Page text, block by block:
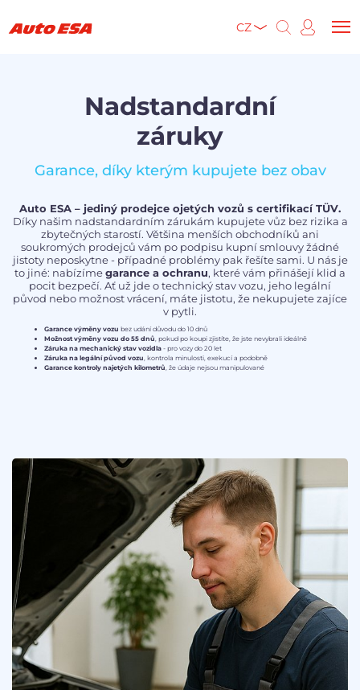
CZ
Nadstandardní
záruky
Garance, díky kterým kupujete bez obav
Auto ESA – jediný prodejce ojetých vozů s certifikací TÜV.
Díky našim nadstandardním zárukám kupujete vůz bez rizika a
zbytečných starostí. Většina menších obchodníků ani
soukromých prodejců vám po podpisu kupní smlouvy žádné
jistoty neposkytne - případné problémy pak řešíte sami. U nás je
to jiné: nabízímegarance a ochranu, které vám přinášejí klid a
pocit bezpečí. Ať už jde o technický stav vozu, jeho legální
původ nebo možnost vrácení, máte jistotu, že nekupujete zajíce
v pytli.
Garance výměny vozu bez udání důvodu do 10 dnů
Možnost výměny vozu do 55 dnů, pokud po koupi zjistíte, že jste nevybrali ideálně
Záruka na mechanický stav vozidla - pro vozy do 20 let
Záruka na legální původ vozu, kontrola minulosti, exekucí a podobně
Garance kontroly najetých kilometrů, že údaje nejsou manipulované